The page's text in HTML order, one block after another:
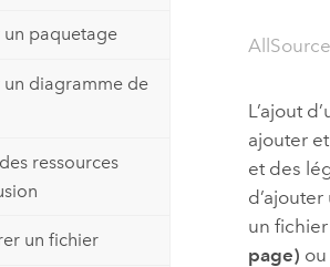
Technologie Developer
cartographie et d’analyse spatiale
Tous les produits
Tous les secteurs
un paquetage
un diagramme de
ressources
un fichier
L’ajout
ajouter
et des
un
page)